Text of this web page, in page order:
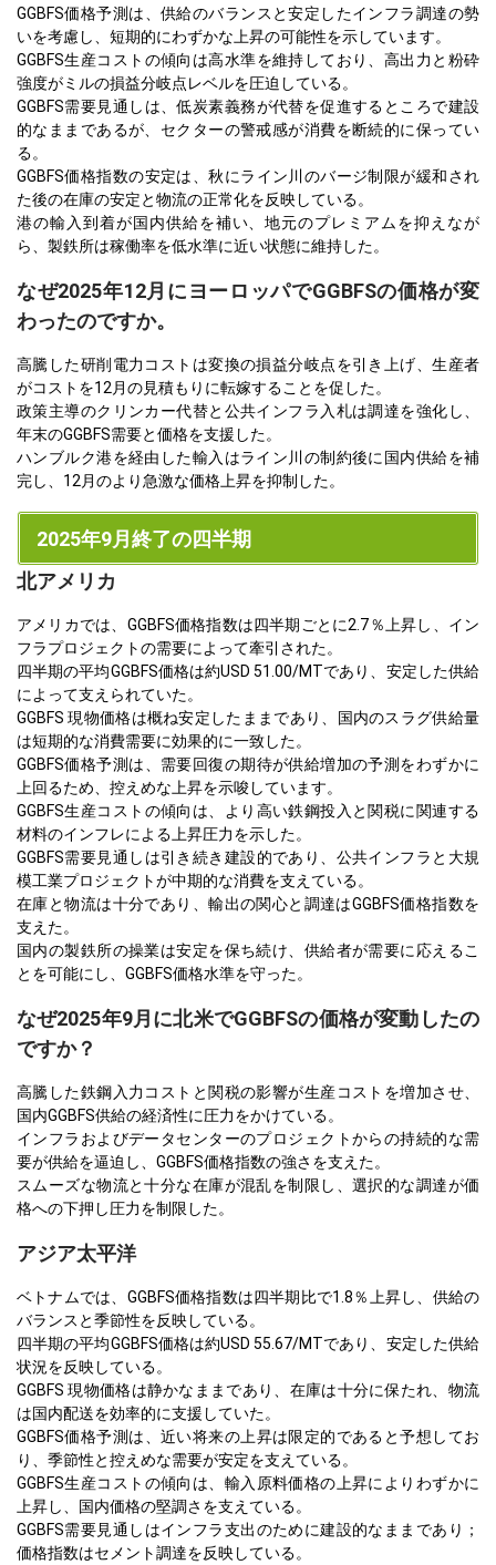
GGBFS価格予測は、供給のバランスと安定したインフラ調達の勢
いを考慮し、短期的にわずかな上昇の可能性を示しています。
GGBFS生産コストの傾向は高水準を維持しており、高出力と粉砕
強度がミルの損益分岐点レベルを圧迫している。
GGBFS需要見通しは、低炭素義務が代替を促進するところで建設
的なままであるが、セクターの警戒感が消費を断続的に保ってい
る。
GGBFS価格指数の安定は、秋にライン川のバージ制限が緩和され
た後の在庫の安定と物流の正常化を反映している。
港の輸入到着が国内供給を補い、地元のプレミアムを抑えなが
ら、製鉄所は稼働率を低水準に近い状態に維持した。
なぜ2025年12月にヨーロッパでGGBFSの価格が変
わったのですか。
高騰した研削電力コストは変換の損益分岐点を引き上げ、生産者
がコストを12月の見積もりに転嫁することを促した。
政策主導のクリンカー代替と公共インフラ入札は調達を強化し、
年末のGGBFS需要と価格を支援した。
ハンブルク港を経由した輸入はライン川の制約後に国内供給を補
完し、12月のより急激な価格上昇を抑制した。
2025年9月終了の四半期
北アメリカ
アメリカでは、GGBFS価格指数は四半期ごとに2.7％上昇し、イン
フラプロジェクトの需要によって牽引された。
四半期の平均GGBFS価格は約USD 51.00/MTであり、安定した供給
によって支えられていた。
GGBFS 現物価格は概ね安定したままであり、国内のスラグ供給量
は短期的な消費需要に効果的に一致した。
GGBFS価格予測は、需要回復の期待が供給増加の予測をわずかに
上回るため、控えめな上昇を示唆しています。
GGBFS生産コストの傾向は、より高い鉄鋼投入と関税に関連する
材料のインフレによる上昇圧力を示した。
GGBFS需要見通しは引き続き建設的であり、公共インフラと大規
模工業プロジェクトが中期的な消費を支えている。
在庫と物流は十分であり、輸出の関心と調達はGGBFS価格指数を
支えた。
国内の製鉄所の操業は安定を保ち続け、供給者が需要に応えるこ
とを可能にし、GGBFS価格水準を守った。
なぜ2025年9月に北米でGGBFSの価格が変動したの
ですか？
高騰した鉄鋼入力コストと関税の影響が生産コストを増加させ、
国内GGBFS供給の経済性に圧力をかけている。
インフラおよびデータセンターのプロジェクトからの持続的な需
要が供給を逼迫し、GGBFS価格指数の強さを支えた。
スムーズな物流と十分な在庫が混乱を制限し、選択的な調達が価
格への下押し圧力を制限した。
アジア太平洋
ベトナムでは、GGBFS価格指数は四半期比で1.8％上昇し、供給の
バランスと季節性を反映している。
四半期の平均GGBFS価格は約USD 55.67/MTであり、安定した供給
状況を反映している。
GGBFS 現物価格は静かなままであり、在庫は十分に保たれ、物流
は国内配送を効率的に支援していた。
GGBFS価格予測は、近い将来の上昇は限定的であると予想してお
り、季節性と控えめな需要が安定を支えている。
GGBFS生産コストの傾向は、輸入原料価格の上昇によりわずかに
上昇し、国内価格の堅調さを支えている。
GGBFS需要見通しはインフラ支出のために建設的なままであり；
価格指数はセメント調達を反映している。